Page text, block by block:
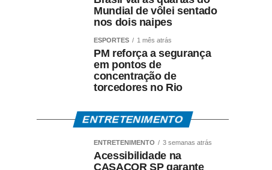
Mundial de vôlei sentado
nos dois naipes
ESPORTES 1 mês atrás
PM reforça a segurança
em pontos de
concentração de
torcedores no Rio
ENTRETENIMENTO
ENTRETENIMENTO 3 semanas atrás
Acessibilidade na
CASACOR SP garante